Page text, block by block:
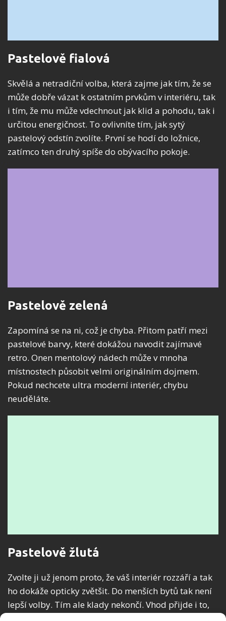
Pastelově fialová
Skvělá a netradiční volba, která zajme jak tím, že se
může dobře vázat k ostatním prvkům v interiéru, tak
i tím, že mu může vdechnout jak klid a pohodu, tak i
určitou energičnost. To ovlivníte tím, jak sytý
pastelový odstín zvolíte. První se hodí do ložnice,
zatímco ten druhý spíše do obývacího pokoje.
Pastelově zelená
Zapomíná se na ni, což je chyba. Přitom patří mezi
pastelové barvy, které dokážou navodit zajímavé
retro. Onen mentolový nádech může v mnoha
místnostech působit velmi originálním dojmem.
Pokud nechcete ultra moderní interiér, chybu
neuděláte.
Pastelově žlutá
Zvolte ji už jenom proto, že váš interiér rozzáří a tak
ho dokáže opticky zvětšit. Do menších bytů tak není
lepší volby. Tím ale klady nekončí. Vhod přijde i to,